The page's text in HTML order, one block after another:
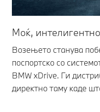
Моќ,
Возењето станува
поспортско со
BMW xDrive. Ги
директно таму каде